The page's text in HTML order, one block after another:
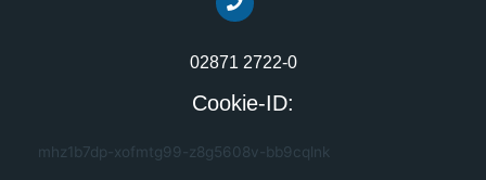
02871 2722-0
Cookie-ID:
mhz1b7dp-xofmtg99-z8g5608v-bb9cqlnk